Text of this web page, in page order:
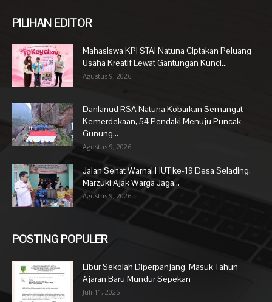
PILIHAN EDITOR
Mahasiswa KPI STAI Natuna Ciptakan Peluang
Usaha Kreatif Lewat Gantungan Kunci...
Agustus 9, 2026
Danlanud RSA Natuna Kobarkan Semangat
Kemerdekaan, 54 Pendaki Menuju Puncak
Gunung...
Agustus 9, 2026
Jalan Sehat Warnai HUT ke-19 Desa Selading,
Marzuki Ajak Warga Jaga...
Agustus 9, 2026
POSTING POPULER
Libur Sekolah Diperpanjang, Masuk Tahun
Ajaran Baru Mundur Sepekan
Juli 11, 2025